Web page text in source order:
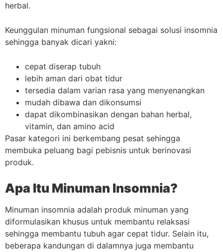
herbal.
Keunggulan minuman fungsional sebagai solusi insomnia
sehingga banyak dicari yakni:
cepat diserap tubuh
lebih aman dari obat tidur
tersedia dalam varian rasa yang menyenangkan
mudah dibawa dan dikonsumsi
dapat dikombinasikan dengan bahan herbal,
vitamin, dan amino acid
Pasar kategori ini berkembang pesat sehingga
membuka peluang bagi pebisnis untuk berinovasi
produk.
Apa Itu Minuman Insomnia?
Minuman insomnia adalah produk minuman yang
diformulasikan khusus untuk membantu relaksasi
sehingga membantu tubuh agar cepat tidur. Selain itu,
beberapa kandungan di dalamnya juga membantu